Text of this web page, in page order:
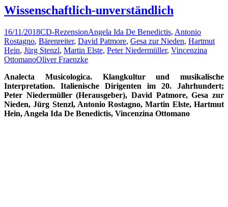
Wissenschaftlich-unverständlich
16/11/2018CD-RezensionAngela Ida De Benedictis, Antonio
Rostagno, Bärenreiter, David Patmore, Gesa zur Nieden, Hartmut
Hein, Jürg Stenzl, Martin Elste, Peter Niedermüller, Vincenzina
OttomanoOliver Fraenzke
Analecta Musicologica. Klangkultur und musikalische
Interpretation. Italienische Dirigenten im 20. Jahrhundert;
Peter Niedermüller (Herausgeber), David Patmore, Gesa zur
Nieden, Jürg Stenzl, Antonio Rostagno, Martin Elste, Hartmut
Hein, Angela Ida De Benedictis, Vincenzina Ottomano